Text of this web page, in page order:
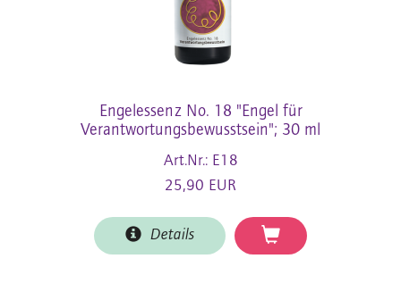
Engelessenz No. 18 "Engel für
Verantwortungsbewusstsein"; 30 ml
Art.Nr.: E18
25,90 EUR
Details